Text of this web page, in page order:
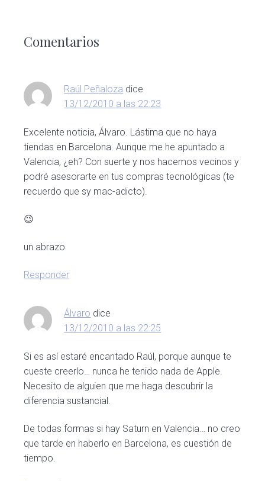
con
lectores
Comentarios
Raúl Peñaloza dice
13/12/2010 a las 22:23
Excelente noticia, Álvaro. Lástima que no haya
tiendas en Barcelona. Aunque me he apuntado a
Valencia, ¿eh? Con suerte y nos hacemos vecinos y
podré asesorarte en tus compras tecnológicas (te
recuerdo que sy mac-adicto).
😉
un abrazo
Responder
Álvaro dice
13/12/2010 a las 22:25
Si es así estaré encantado Raúl, porque aunque te
cueste creerlo… nunca he tenido nada de Apple.
Necesito de alguien que me haga descubrir la
diferencia sustancial.
De todas formas si hay Saturn en Valencia… no creo
que tarde en haberlo en Barcelona, es cuestión de
tiempo.